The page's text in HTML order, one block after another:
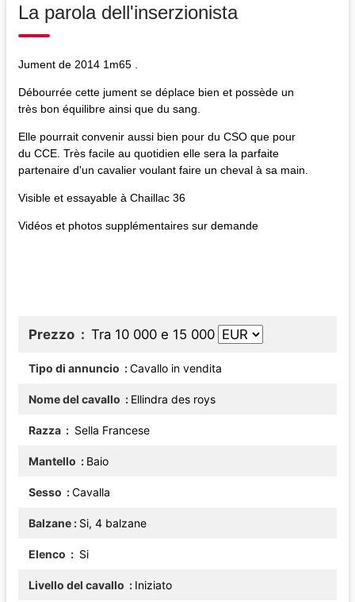
La parola dell'inserzionista
Jument de 2014 1m65 .
Débourrée cette jument se déplace bien et possède un
très bon équilibre ainsi que du sang.
Elle pourrait convenir aussi bien pour du CSO que pour
du CCE. Très facile au quotidien elle sera la parfaite
partenaire d'un cavalier voulant faire un cheval à sa main.
Visible et essayable à Chaillac 36
Vidéos et photos supplémentaires sur demande
Prezzo Tra 10 000 e 15 000
Tipo di annuncio Cavallo in vendita
Nome del cavallo Ellindra des roys
Razza Sella Francese
Mantello Baio
Sesso Cavalla
Balzane Si, 4 balzane
Elenco Si
Livello del cavallo Iniziato